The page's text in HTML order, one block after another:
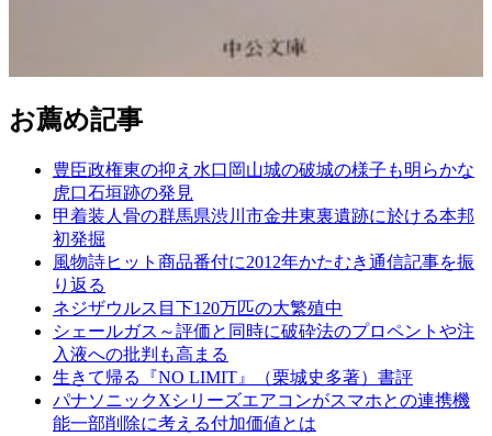
お薦め記事
豊臣政権東の抑え水口岡山城の破城の様子も明らかな
虎口石垣跡の発見
甲着装人骨の群馬県渋川市金井東裏遺跡に於ける本邦
初発掘
風物詩ヒット商品番付に2012年かたむき通信記事を振
り返る
ネジザウルス目下120万匹の大繁殖中
シェールガス～評価と同時に破砕法のプロペントや注
入液への批判も高まる
生きて帰る『NO LIMIT』（栗城史多著）書評
パナソニックXシリーズエアコンがスマホとの連携機
能一部削除に考える付加価値とは